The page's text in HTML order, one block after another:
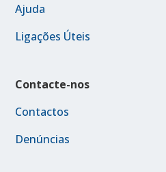
Ajuda
Ligações Úteis
Contacte-nos
Contactos
Denúncias